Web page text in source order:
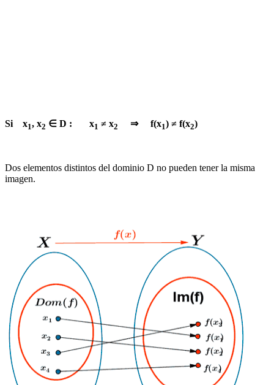
Si x1, x2 ∈ D : x1 ≠ x2 ⇒ f(x1) ≠ f(x2)
Dos elementos distintos del dominio D no pueden tener la misma
imagen.